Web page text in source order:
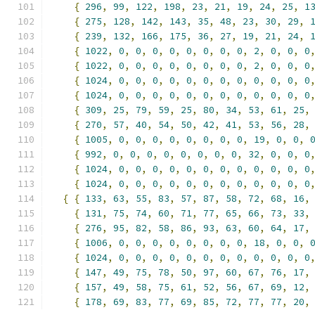
{ 296, 99, 122, 198, 23, 21, 19, 24, 25,
13
{ 275, 128, 142, 143, 35, 48, 23, 30, 29,
{ 239, 132, 166, 175, 36, 27, 19, 21, 24,
{ 1022, 0, 0, 0, 0, 0, 0, 0, 0, 2, 0, 0, 0,
{ 1022, 0, 0, 0, 0, 0, 0, 0, 0, 2, 0, 0, 0,
{ 1024, 0, 0, 0, 0, 0, 0, 0, 0, 0, 0, 0, 0,
{ 1024, 0, 0, 0, 0, 0, 0, 0, 0, 0, 0, 0, 0,
{ 309, 25, 79, 59, 25, 80, 34, 53, 61, 25,
{ 270, 57, 40, 54, 50, 42, 41, 53, 56, 28,
{ 1005, 0, 0, 0, 0, 0, 0, 0, 0, 19, 0, 0,
0
{ 992, 0, 0, 0, 0, 0, 0, 0, 0, 32, 0, 0, 0,
{ 1024, 0, 0, 0, 0, 0, 0, 0, 0, 0, 0, 0, 0,
{ 1024, 0, 0, 0, 0, 0, 0, 0, 0, 0, 0, 0, 0,
{ { 133, 63, 55, 83, 57, 87, 58, 72, 68, 16,
{ 131, 75, 74, 60, 71, 77, 65, 66, 73, 33,
{ 276, 95, 82, 58, 86, 93, 63, 60, 64, 17,
{ 1006, 0, 0, 0, 0, 0, 0, 0, 0, 18, 0, 0,
0
{ 1024, 0, 0, 0, 0, 0, 0, 0, 0, 0, 0, 0, 0,
{ 147, 49, 75, 78, 50, 97, 60, 67, 76, 17,
{ 157, 49, 58, 75, 61, 52, 56, 67, 69, 12,
{ 178, 69, 83, 77, 69, 85, 72, 77, 77, 20,